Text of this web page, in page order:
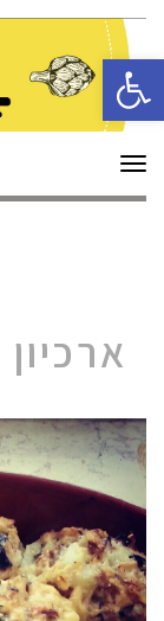
פתח סרגל נגישות
תפריט